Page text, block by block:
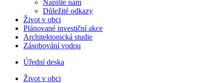
Napište nám
Důležité odkazy
Život v obci
Plánované investiční akce
Architektonická studie
Zásobování vodou
Úřední deska
Život v obci